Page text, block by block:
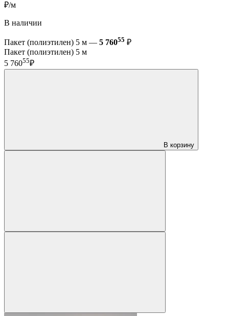
₽/м
В наличии
Пакет (полиэтилен) 5 м — 5 76055 ₽
Пакет (полиэтилен) 5 м
5 76055₽
В корзину